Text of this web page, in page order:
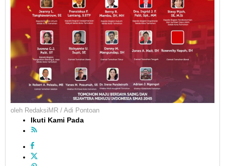
oleh RedaksiMR / Adi Pontoan
Ikuti Kami Pada